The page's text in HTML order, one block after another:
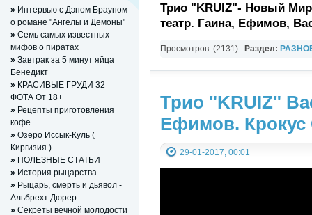
Трио "KRUIZ"- Новый
театр. Гаина, Ефимов,
Просмотров: (2131) Раздел:
Трио "KRUIZ"
Ефимов. Крокус
29-01-2017, 00:01
» Интервью с Дэном Брауном
о романе "Ангелы и Демоны"
» Семь самых известных
мифов о пиратах
» Завтрак за 5 минут яйца
Бенедикт
» КРАСИВЫЕ ГРУДИ 32
ФОТА От 18+
» Рецепты приготовления
кофе
» Озеро Иссык-Куль (
Киргизия )
» ПОЛЕЗНЫЕ СТАТЬИ
» История рыцарства
» Рыцарь, смерть и дьявол -
Альбрехт Дюрер
» Секреты вечной молодости